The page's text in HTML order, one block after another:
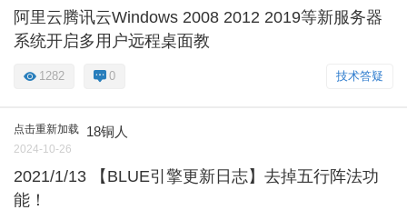
阿里云腾讯云Windows 2008 2012 2019等新服务器
系统开启多用户远程桌面教
技术答疑
1282 0
点击重新加载 18铜人
2024-10-26
2021/1/13 【BLUE引擎更新日志】去掉五行阵法功
能！